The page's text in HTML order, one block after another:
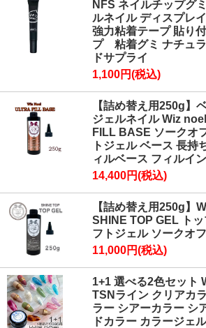
NFS ネイルチップグ
ルネイル ディスプレ
強力粘着テープ 貼り
プ 粘着グミ ナチュ
ドサプライ
1,100円(税込)
【詰め替え用250g】
ジェルネイル Wiz
FILL BASE ソークオ
トジェル ベース 長持
ィルベース フィルイ
14,400円(税込)
【詰め替え用250g】
SHINE TOP GEL ト
フトジェル ソークオ
11,000円(税込)
1+1 選べる2色セット
TSNライン クリアカ
ラー シアーカラー シ
ドカラー カラージェ